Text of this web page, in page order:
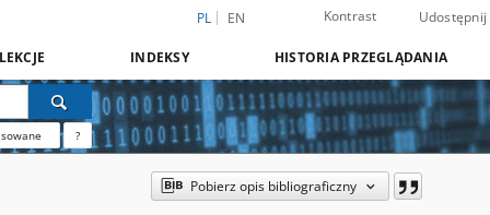
PL EN Kontrast Udostępnij
INDEKSY HISTORIA PRZEGLĄDANIA
?
Pobierz opis bibliograficzny